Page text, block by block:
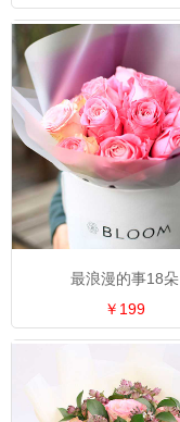
最浪漫的事18朵
￥199